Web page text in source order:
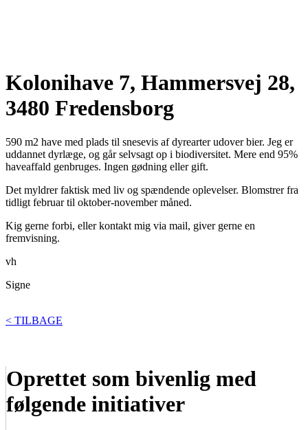
Kolonihave 7, Hammersvej 28,
3480 Fredensborg
590 m2 have med plads til snesevis af dyrearter udover bier. Jeg er
uddannet dyrlæge, og går selvsagt op i biodiversitet. Mere end 95%
haveaffald genbruges. Ingen gødning eller gift.
Det myldrer faktisk med liv og spændende oplevelser. Blomstrer fra
tidligt februar til oktober-november måned.
Kig gerne forbi, eller kontakt mig via mail, giver gerne en
fremvisning.
vh
Signe
< TILBAGE
Oprettet som bivenlig med
følgende initiativer